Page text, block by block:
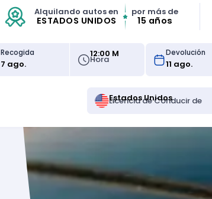
Alquilando autos en
ESTADOS UNIDOS
por más de
15 años
Recogida
Hora
12:00 M Devolución
Licencia de Conducir de
Estados Unidos